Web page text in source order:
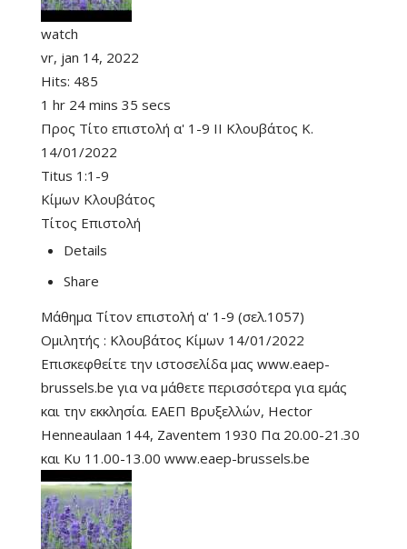
watch
vr, jan 14, 2022
Hits: 485
1 hr 24 mins 35 secs
Προς Τίτο επιστολή α' 1-9 ΙΙ Κλουβάτος Κ.
14/01/2022
Titus 1:1-9
Κίμων Κλουβάτος
Τίτος Επιστολή
Details
Share
Μάθημα Τίτον επιστολή α' 1-9 (σελ.1057)
Ομιλητής : Κλουβάτος Κίμων 14/01/2022
Επισκεφθείτε την ιστοσελίδα μας www.eaep-
brussels.be για να μάθετε περισσότερα για εμάς
και την εκκλησία. ΕΑΕΠ Βρυξελλών, Hector
Henneaulaan 144, Zaventem 1930 Πα 20.00-21.30
και Κυ 11.00-13.00 www.eaep-brussels.be